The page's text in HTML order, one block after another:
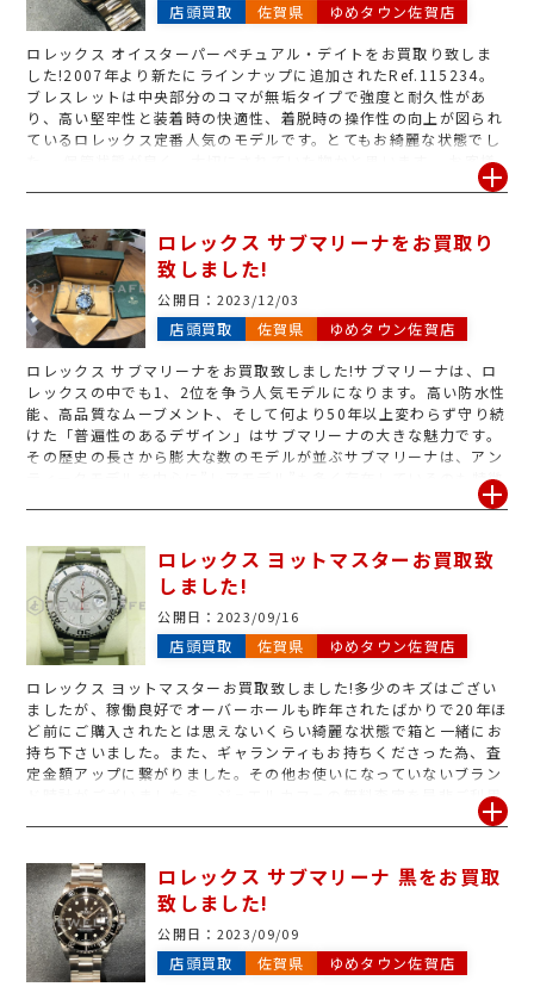
店頭買取 佐賀県 ゆめタウン佐賀店
ロレックス オイスターパーペチュアル・デイトをお買取り致しま
した!2007年より新たにラインナップに追加されたRef.115234。
ブレスレットは中央部分のコマが無垢タイプで強度と耐久性があ
り、高い堅牢性と装着時の快適性、着脱時の操作性の向上が図られ
ているロレックス定番人気のモデルです。とてもお綺麗な状態でし
た。 保管状態が良く、大切にされていた物かと思います。 お客様
のご満足のいく価格でお取引きさせて頂きました。その他ブランド
非一度ジュエルカフェへお越しください^_^
ロレックス サブマリーナをお買取り
致しました!
公開日： 2023/12/03
店頭買取 佐賀県 ゆめタウン佐賀店
ロレックス サブマリーナをお買取致しました!サブマリーナは、ロ
レックスの中でも1、2位を争う人気モデルになります。高い防水性
能、高品質なムーブメント、そして何より50年以上変わらず守り続
けた「普遍性のあるデザイン」はサブマリーナの大きな魅力です。
その歴史の長さから膨大な数のモデルが並ぶサブマリーナは、アン
ティークモデルを中心に”レアモデル”も多く存在しているのも特徴
です。コレクターズアイテムとしての側面もあるサブマリーナは
たシリーズです。ロレックスは中古市場での人気が高い為、ジュエ
ルカフェでも状態により高価買取が期待できるブランド時計の1つ
です。また、ガラスキズや動かない・ベルトなしなどボロボロの状
態でもお買取する事が出来ます!査定のみ大歓迎ですので、気にな
るロレックス御座いましたら是非お持ち下さいませ!
ロレックス ヨットマスターお買取致
しました!
公開日： 2023/09/16
店頭買取 佐賀県 ゆめタウン佐賀店
ロレックス ヨットマスターお買取致しました!多少のキズはござい
ましたが、稼働良好でオーバーホールも昨年されたばかりで20年ほ
ど前にご購入されたとは思えないくらい綺麗な状態で箱と一緒にお
持ち下さいました。また、ギャランティもお持ちくださった為、査
定金額アップに繋がりました。その他お使いになっていないブラン
ド時計がございましたら、ジュエルカフェの無料査定を是非ご利用
くださいませ。付属品をお持ちでしたら査定金額UPに繋がります
ロレックス サブマリーナ 黒をお買取
致しました!
公開日： 2023/09/09
店頭買取 佐賀県 ゆめタウン佐賀店